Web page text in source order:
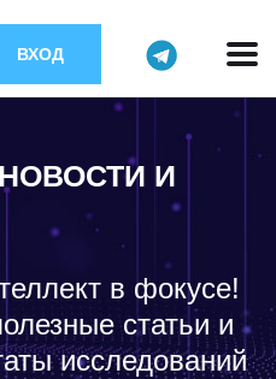
ВХОД
И
в фокусе!
статьи и
исследований